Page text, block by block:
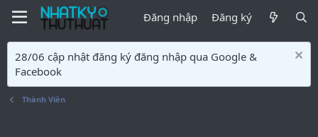
Đăng nhập Đăng ký
28/06 cập nhật đăng ký đăng nhập qua Google &
Facebook
Thành Viên